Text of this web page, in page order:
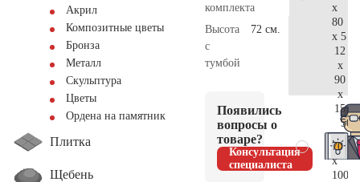
Акрил
Композитные цветы
Бронза
Металл
Скульптура
Цветы
Ордена на памятник
Плитка
Щебень
комплекта
Высота
с
тумбой
72 см.
Появились
вопросы о
товаре?
Консультация
специалиста
x
80
x 5
12
x
90
x
15
70
x
100